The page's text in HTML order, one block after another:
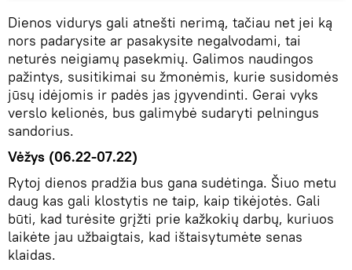
Dienos vidurys gali atnešti nerimą, tačiau net jei ką
nors padarysite ar pasakysite negalvodami, tai
neturės neigiamų pasekmių. Galimos naudingos
pažintys, susitikimai su žmonėmis, kurie susidomės
jūsų idėjomis ir padės jas įgyvendinti. Gerai vyks
verslo kelionės, bus galimybė sudaryti pelningus
sandorius.
Vėžys (06.22-07.22)
Rytoj dienos pradžia bus gana sudėtinga. Šiuo metu
daug kas gali klostytis ne taip, kaip tikėjotės. Gali
būti, kad turėsite grįžti prie kažkokių darbų, kuriuos
laikėte jau užbaigtais, kad ištaisytumėte senas
klaidas.